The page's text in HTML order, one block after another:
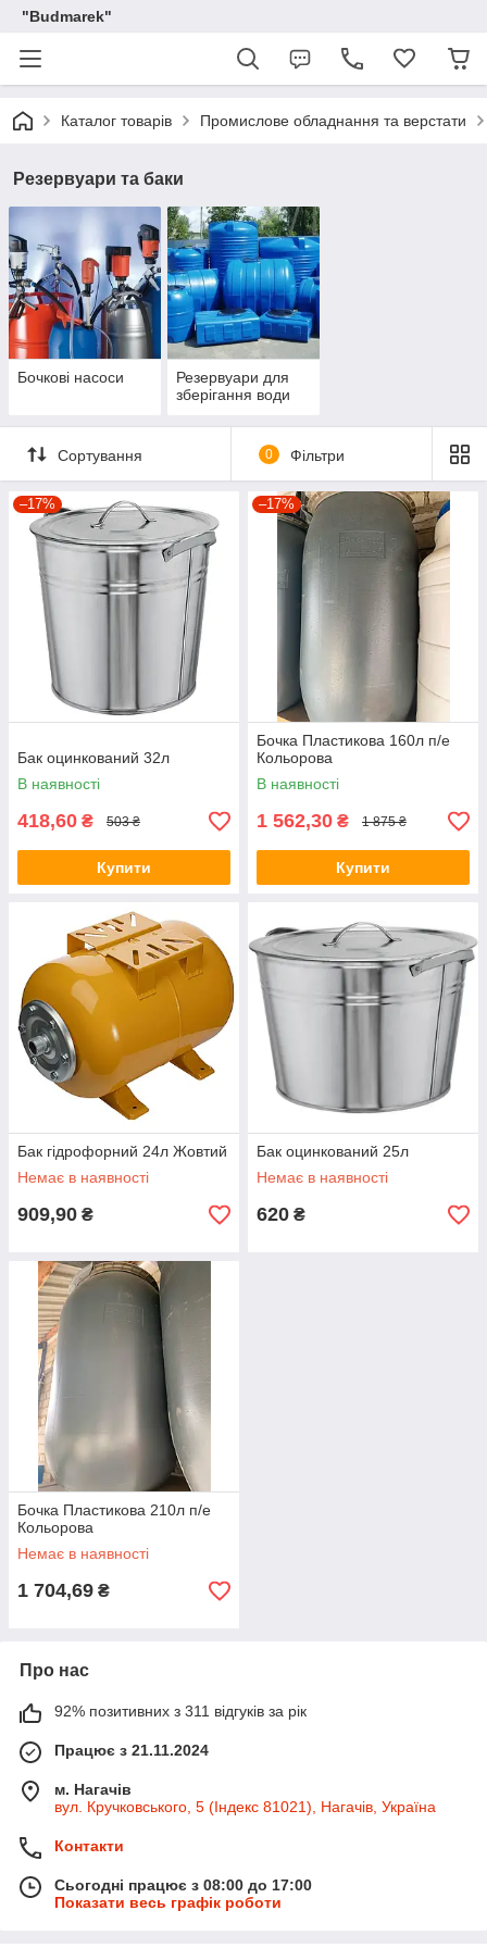
"Budmarek"
Каталог товарів Промислове обладнання та верстати
Резервуари та баки
Бочкові насоси
Резервуари для
зберігання води
Сортування 0 Фільтри
–17%
Бак оцинкований 32л
В наявності
418,60 ₴ 503 ₴
Купити
–17%
Бочка Пластикова 160л п/е
Кольорова
В наявності
1 562,30 ₴ 1 875 ₴
Купити
Бак гідрофорний 24л Жовтий
Немає в наявності
909,90 ₴
Бак оцинкований 25л
Немає в наявності
620 ₴
Бочка Пластикова 210л п/е
Кольорова
Немає в наявності
1 704,69 ₴
Про нас
92% позитивних з 311 відгуків за рік
Працює з 21.11.2024
м. Нагачів
вул. Кручковського, 5 (Індекс 81021), Нагачів, Україна
Контакти
Сьогодні працює з 08:00 до 17:00
Показати весь графік роботи